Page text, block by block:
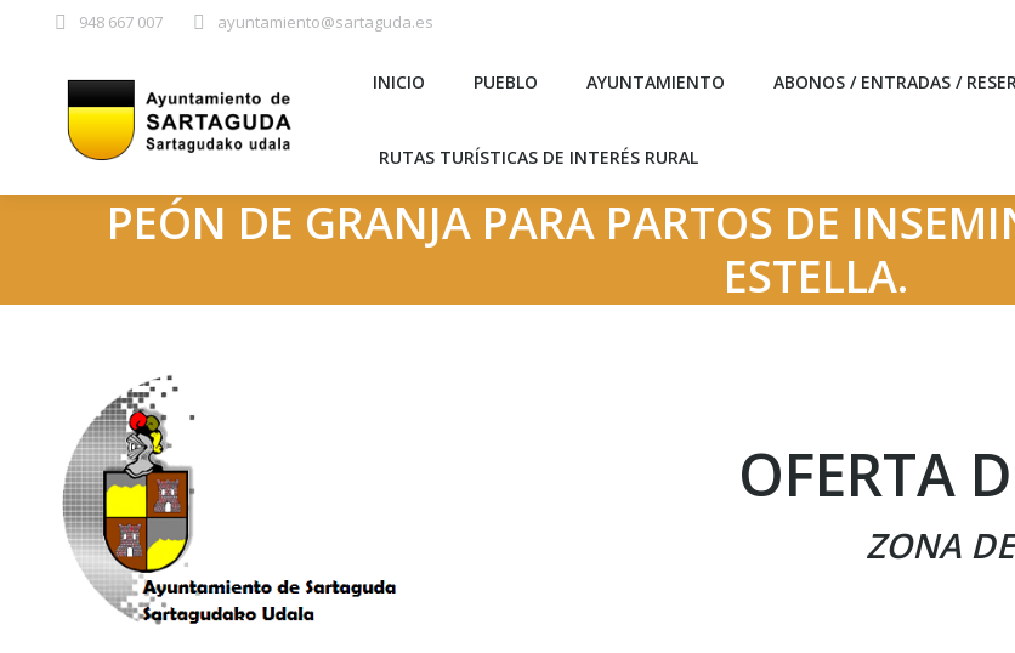
948 667 007 ayuntamiento@sartaguda.es
INICIO PUEBLO AYUNTAMIENTO ABONOS / ENTRADAS /
RUTAS TURÍSTICAS DE INTERÉS RURAL
PEÓN DE GRANJA PARA PARTOS DE
ESTELLA.
OFERTA
ZONA
ABONOS / ENTRADAS /